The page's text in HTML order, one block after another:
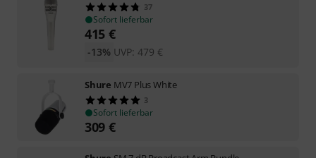
37
Sofort lieferbar
415 €
UVP: 479 €
-13%
Shure MV7 Plus White
3
Sofort lieferbar
309 €